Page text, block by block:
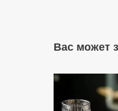
Вас может